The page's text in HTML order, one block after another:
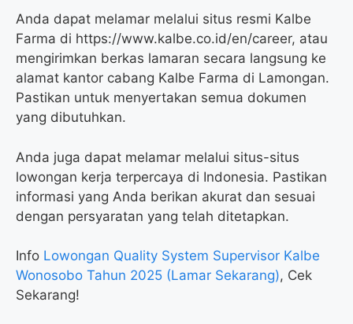
Anda dapat melamar melalui situs resmi Kalbe
Farma di https://www.kalbe.co.id/en/career, atau
mengirimkan berkas lamaran secara langsung ke
alamat kantor cabang Kalbe Farma di Lamongan.
Pastikan untuk menyertakan semua dokumen
yang dibutuhkan.
Anda juga dapat melamar melalui situs-situs
lowongan kerja terpercaya di Indonesia. Pastikan
informasi yang Anda berikan akurat dan sesuai
dengan persyaratan yang telah ditetapkan.
Info Lowongan Quality System Supervisor Kalbe
Wonosobo Tahun 2025 (Lamar Sekarang), Cek
Sekarang!